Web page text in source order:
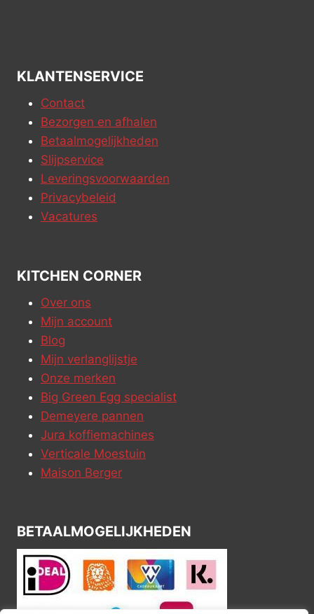
KLANTENSERVICE
Contact
Bezorgen en afhalen
Betaalmogelijkheden
Slijpservice
Leveringsvoorwaarden
Privacybeleid
Vacatures
KITCHEN CORNER
Over ons
Mijn account
Blog
Mijn verlanglijstje
Onze merken
Big Green Egg specialist
Demeyere pannen
Jura koffiemachines
Verticale Moestuin
Maison Berger
BETAALMOGELIJKHEDEN